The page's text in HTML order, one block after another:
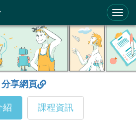
才輔助系統
分享網頁
紹 課程資訊